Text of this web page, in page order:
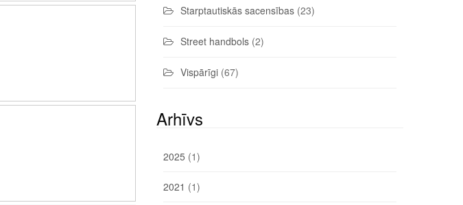
Starptautiskās sacensības (23)
Street handbols (2)
Vispārīgi (67)
Arhīvs
2025 (1)
2021 (1)